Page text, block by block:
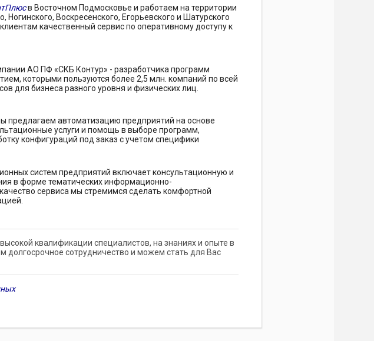
в Восточном Подмосковье и работаем на территории
Воскресенского, Егорьевского и Шатурского
качественный сервис по оперативному доступу к
АО ПФ «СКБ Контур» - разработчика программ
которыми пользуются более 2,5 млн. компаний по всей
для бизнеса разного уровня и физических лиц.
предлагаем автоматизацию предприятий на основе
услуги и помощь в выборе программ,
конфигураций под заказ с учетом специфики
систем предприятий включает консультационную и
в форме тематических информационно-
сервиса мы стремимся сделать комфортной
квалификации специалистов, на знаниях и опыте в
сотрудничество и можем стать для Вас